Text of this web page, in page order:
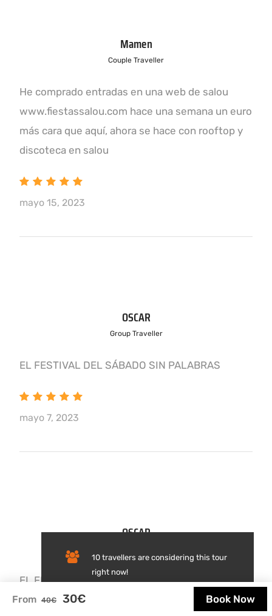
Mamen
Couple Traveller
He comprado entradas en una web de salou
www.fiestassalou.com hace una semana un euro
más cara que aquí, ahora se hace con rooftop y
discoteca en salou
mayo 15, 2023
OSCAR
Group Traveller
EL FESTIVAL DEL SÁBADO SIN PALABRAS
mayo 7, 2023
OSCAR
EL FESTIVAL DEL SÁBADO SIN PALABRAS
10 travellers are considering this tour
right now!
From 40€ 30€ Book Now